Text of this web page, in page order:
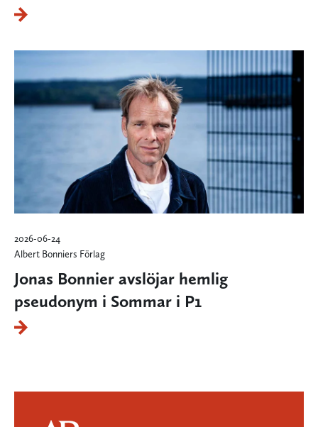
2026-06-24
Albert Bonniers Förlag
Jonas Bonnier avslöjar hemlig
pseudonym i Sommar i P1